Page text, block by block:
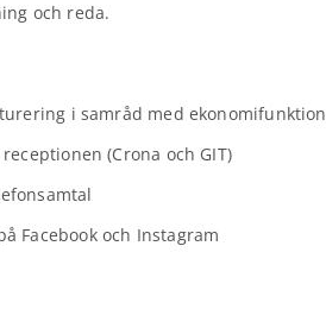
och reda.
i samråd med ekonomifunktion
(Crona och GIT)
Facebook och Instagram